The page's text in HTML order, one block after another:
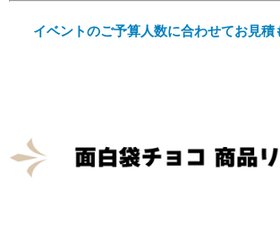
プライバシーポリシーを確認
イベントのご予算人数に合わせてお見積